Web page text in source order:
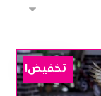
تخفيض!